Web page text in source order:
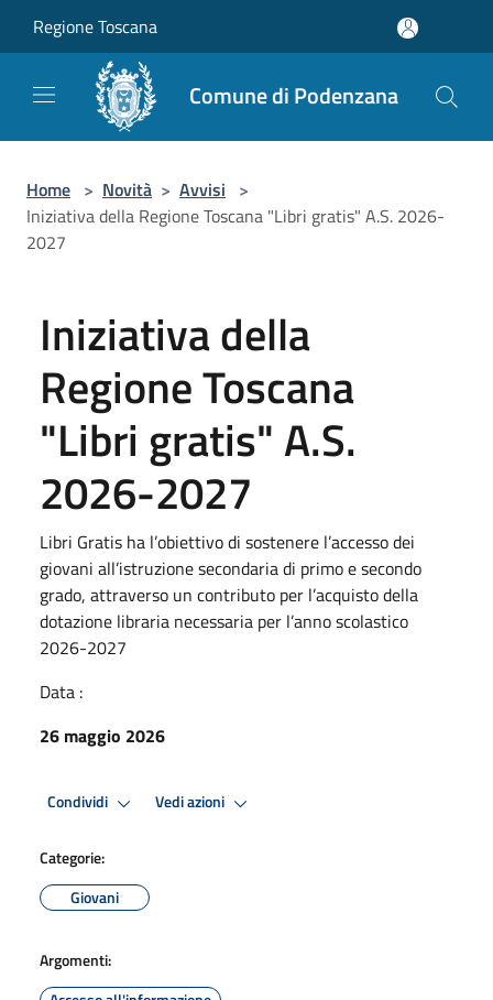
Regione Toscana
Comune di Podenzana
Home > Novità > Avvisi >
Iniziativa della Regione Toscana "Libri gratis" A.S. 2026-
2027
Iniziativa della
Regione Toscana
"Libri gratis" A.S.
2026-2027
Libri Gratis ha l’obiettivo di sostenere l’accesso dei
giovani all’istruzione secondaria di primo e secondo
grado, attraverso un contributo per l’acquisto della
dotazione libraria necessaria per l’anno scolastico
2026-2027
Data :
26 maggio 2026
Condividi Vedi azioni
Categorie:
Giovani
Argomenti: